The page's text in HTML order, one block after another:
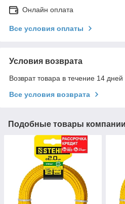
Онлайн оплата
Все условия оплаты
Условия возврата
Возврат товара в течение 14
Все условия возврата
Подобные товары компании